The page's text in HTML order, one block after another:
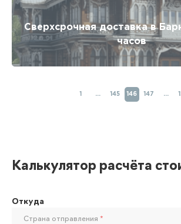
Сверхсрочная доставка в
часов
… 145 146 147 …
Калькулятор расчёта
Откуда
Страна отправления *